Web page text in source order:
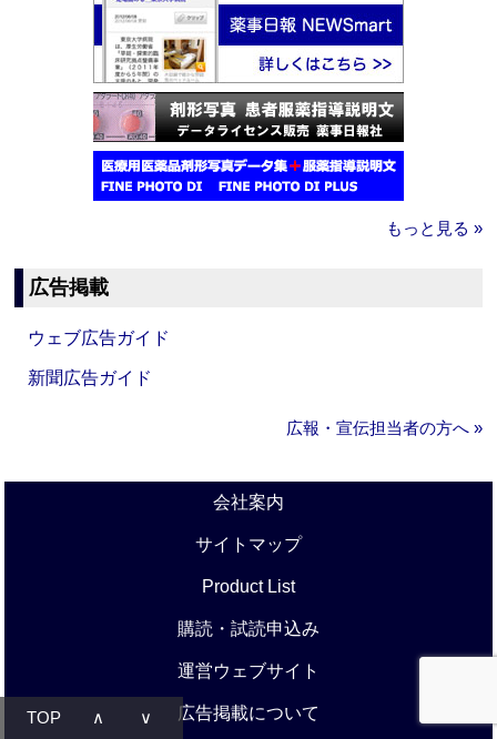
もっと見る »
広告掲載
ウェブ広告ガイド
新聞広告ガイド
広報・宣伝担当者の方へ »
会社案内
サイトマップ
Product List
購読・試読申込み
運営ウェブサイト
広告掲載について
TOP ∧ ∨